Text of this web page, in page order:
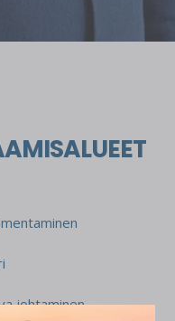
johtaminen